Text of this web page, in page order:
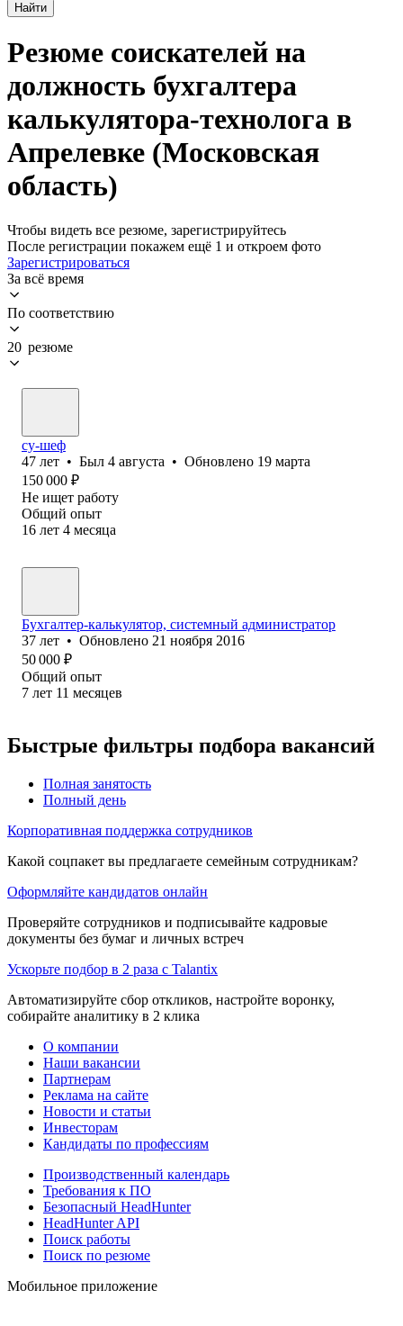
Найти
Резюме соискателей на
должность бухгалтера
калькулятора-технолога в
Апрелевке (Московская
область)
Чтобы видеть все резюме, зарегистрируйтесь
После регистрации покажем ещё 1 и откроем фото
Зарегистрироваться
За всё время
По соответствию
20 резюме
су-шеф
47 лет • Был 4 августа • Обновлено 19 марта
150 000 ₽
Не ищет работу
Общий опыт
16 лет 4 месяца
Бухгалтер-калькулятор, системный администратор
37 лет • Обновлено 21 ноября 2016
50 000 ₽
Общий опыт
7 лет 11 месяцев
Быстрые фильтры подбора вакансий
Полная занятость
Полный день
Корпоративная поддержка сотрудников
Какой соцпакет вы предлагаете семейным сотрудникам?
Оформляйте кандидатов онлайн
Проверяйте сотрудников и подписывайте кадровые
документы без бумаг и личных встреч
Ускорьте подбор в 2 раза с Talantix
Автоматизируйте сбор откликов, настройте воронку,
собирайте аналитику в 2 клика
О компании
Наши вакансии
Партнерам
Реклама на сайте
Новости и статьи
Инвесторам
Кандидаты по профессиям
Производственный календарь
Требования к ПО
Безопасный HeadHunter
HeadHunter API
Поиск работы
Поиск по резюме
Мобильное приложение